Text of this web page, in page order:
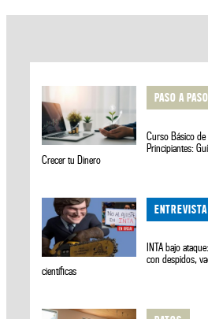
PASO A PASO
Curso Básico
Principiantes:
Crecer tu Dinero
ENTREVISTA
INTA bajo
con despidos,
científicas